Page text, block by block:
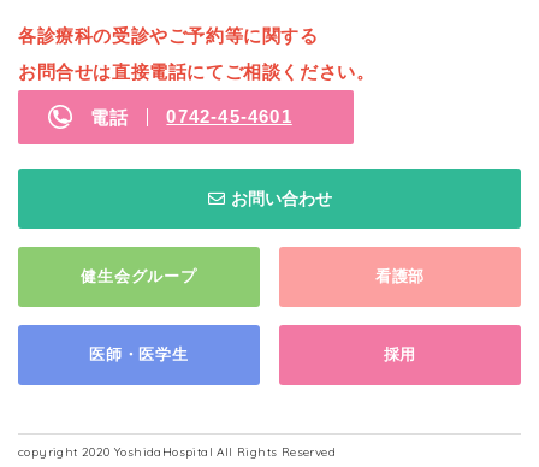
各診療科の受診やご予約等に関する
お問合せは直接電話にてご相談ください。
電話 0742-45-4601
お問い合わせ
健生会グループ 看護部
医師・医学生 採用
copyright 2020 YoshidaHospital All Rights Reserved